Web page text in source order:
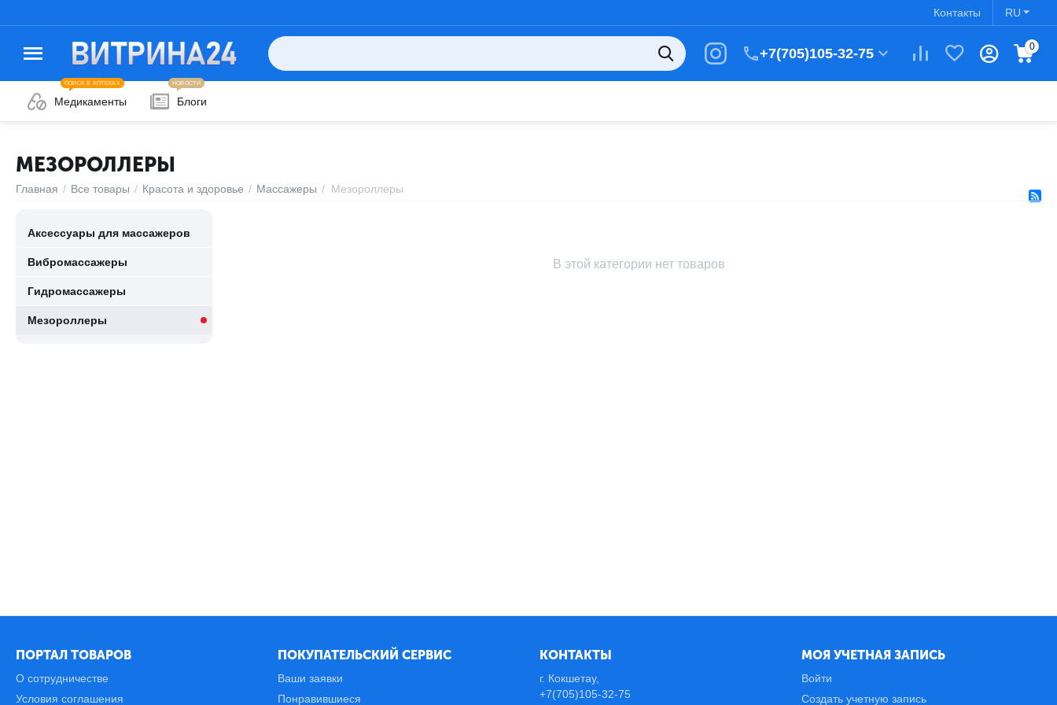
RU
Контакты
+7(705)105-32-75 0
Медикаменты
ПОИСК В АПТЕКАХ
Блоги
НОВОСТИ
МЕЗОРОЛЛЕРЫ
Главная / Все товары / Красота и здоровье / Массажеры / Мезороллеры
В этой категории нет товаров
Аксессуары для массажеров
Вибромассажеры
Гидромассажеры
Мезороллеры
ПОРТАЛ ТОВАРОВ
О сотрудничестве
Условия соглашения
ПОКУПАТЕЛЬСКИЙ СЕРВИС
Ваши заявки
Понравившиеся
КОНТАКТЫ
г. Кокшетау,
+7(705)105-32-75
МОЯ УЧЕТНАЯ ЗАПИСЬ
Войти
Создать учетную запись